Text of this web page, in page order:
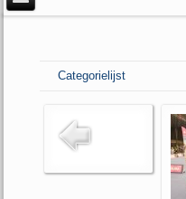
Categorielijst